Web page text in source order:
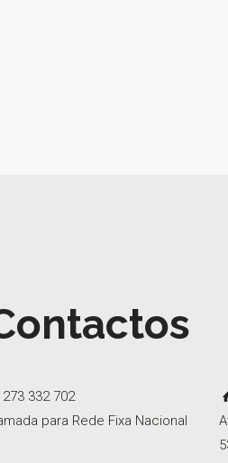
273 332 702
para Rede Fixa Nacional